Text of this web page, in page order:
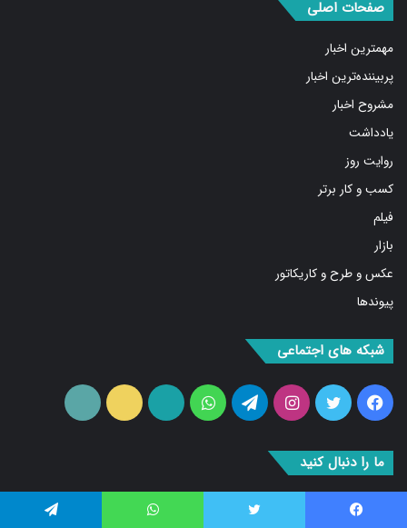
مهمترین اخبار
پربیننده‌ترین اخبار
مشروح اخبار
یادداشت
روایت روز
کسب و کار برتر
فیلم
بازار
عکس و طرح و کاریکاتور
پیوندها
فیس
بوک
توییتراینستاگرامتلگرامواتس
آپ
آپارات ایتا